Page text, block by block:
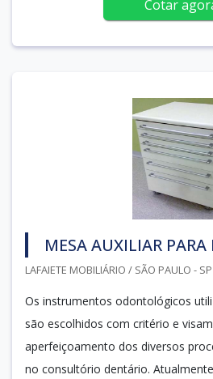
Cotar
MESA AUXILIAR
LAFAIETE MOBILIÁRIO / SÃO PAULO - SP
Os instrumentos odontológicos
são escolhidos com critério e
aperfeiçoamento dos diversos
no consultório dentário.